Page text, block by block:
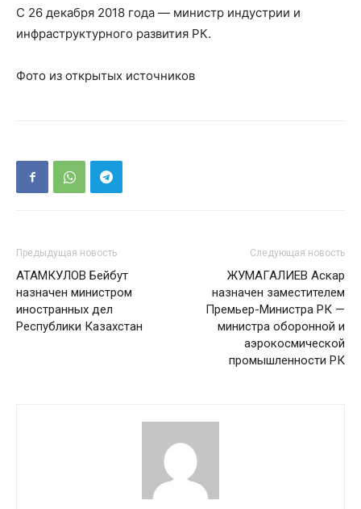
С 26 декабря 2018 года — министр индустрии и
инфраструктурного развития РК.
Фото из открытых источников
Предыдущая новость
АТАМКУЛОВ Бейбут
назначен министром
иностранных дел
Республики Казахстан
Следующая новость
ЖУМАГАЛИЕВ Аскар
назначен заместителем
Премьер-Министра РК —
министра оборонной и
аэрокосмической
промышленности РК